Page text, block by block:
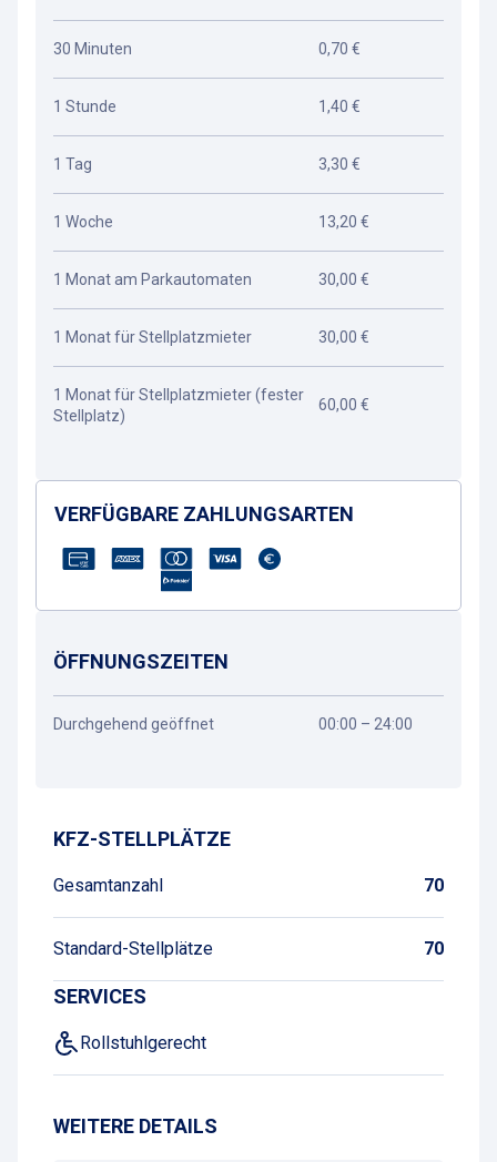
30 Minuten 0,70 €
1 Stunde 1,40 €
1 Tag 3,30 €
1 Woche 13,20 €
1 Monat am Parkautomaten 30,00 €
1 Monat für Stellplatzmieter 30,00 €
1 Monat für Stellplatzmieter (fester
Stellplatz)
60,00 €
VERFÜGBARE ZAHLUNGSARTEN
ÖFFNUNGSZEITEN
Durchgehend geöffnet 00:00 – 24:00
KFZ-STELLPLÄTZE
Gesamtanzahl 70
Standard-Stellplätze 70
SERVICES
Rollstuhlgerecht
WEITERE DETAILS